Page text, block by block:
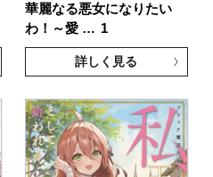
華麗なる悪女になりたい
わ！～愛 … 1
詳しく見る